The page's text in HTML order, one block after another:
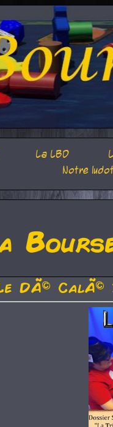
La LBD
Notre
DÃ© CalÃ©